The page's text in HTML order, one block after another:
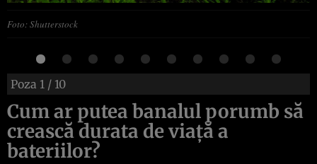
Foto: Shutterstock
Poza 1 / 10
Cum ar putea banalul porumb să
crească durata de viață a
bateriilor?